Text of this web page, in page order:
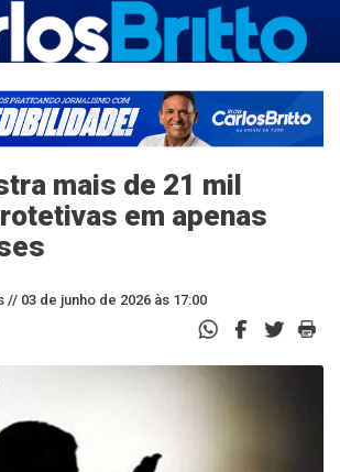
mais de 21 mil
em apenas
// 03 de junho de 2026 às 17:00